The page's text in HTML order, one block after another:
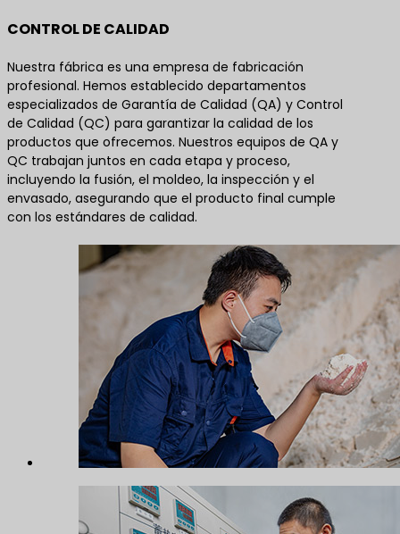
CONTROL DE CALIDAD
Nuestra fábrica es una empresa de fabricación
profesional. Hemos establecido departamentos
especializados de Garantía de Calidad (QA) y Control
de Calidad (QC) para garantizar la calidad de los
productos que ofrecemos. Nuestros equipos de QA y
QC trabajan juntos en cada etapa y proceso,
incluyendo la fusión, el moldeo, la inspección y el
envasado, asegurando que el producto final cumple
con los estándares de calidad.